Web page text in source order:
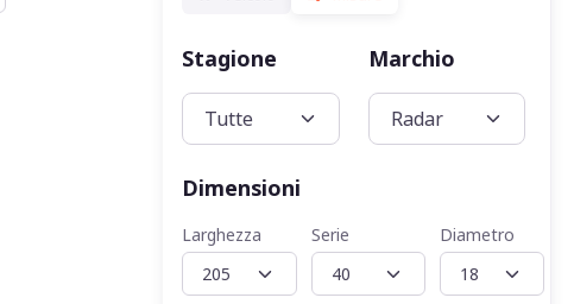
Stagione Marchio
Dimensioni
Larghezza Serie Diametro